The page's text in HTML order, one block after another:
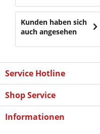
Kunden haben sich
auch angesehen
Service Hotline
Shop Service
Informationen